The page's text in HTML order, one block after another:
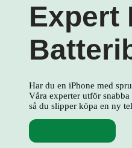
Expert
Har du en iPhone med
Våra experter utför
så du slipper köpa en ny